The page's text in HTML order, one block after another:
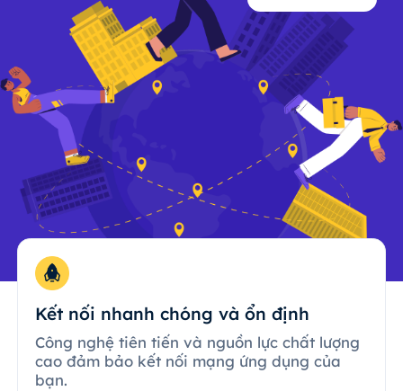
Kết nối nhanh chóng và ổn định
Công nghệ tiên tiến và nguồn lực chất lượng
cao đảm bảo kết nối mạng ứng dụng của
bạn.